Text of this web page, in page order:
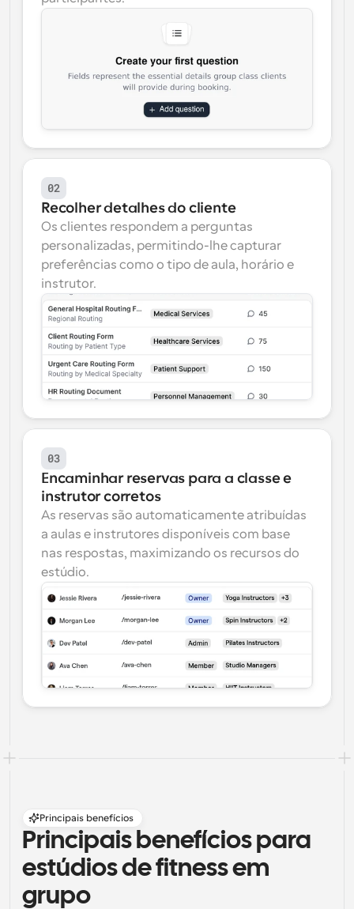
02
Recolher detalhes do cliente
Os clientes respondem a perguntas
personalizadas, permitindo-lhe capturar
preferências como o tipo de aula, horário e
instrutor.
03
Encaminhar reservas para a classe e
instrutor corretos
As reservas são automaticamente atribuídas
a aulas e instrutores disponíveis com base
nas respostas, maximizando os recursos do
estúdio.
Principais benefícios
Principais benefícios para
estúdios de fitness em
grupo